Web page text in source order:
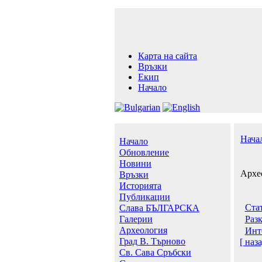
Карта на сайта
Връзки
Екип
Начало
Начало
Обновление
Новини
Връзки
Историята
Публикации
Слава БЪЛГАРСКА
Галерии
Археология
Град В. Търново
Св. Сава Сръбски
[